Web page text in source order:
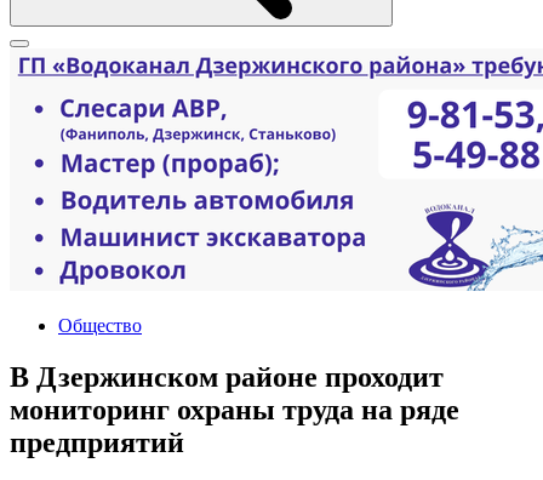
Общество
В Дзержинском районе проходит
мониторинг охраны труда на ряде
предприятий